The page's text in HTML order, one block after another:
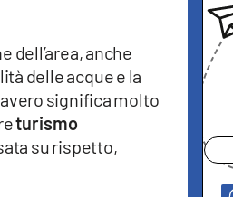
dell’area, anche
delle acque e la
significa molto
turismo
su rispetto,